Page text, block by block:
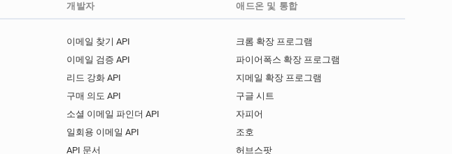
p********@letelegramme.fr
n******@letelegramme.fr
i***********@letelegramme.fr
h***********@letelegramme.fr
t*****@letelegramme.fr
v*******@letelegramme.fr
v***********@letelegramme.fr
d*****@letelegramme.fr
t**********@letelegramme.fr
i*******@letelegramme.fr
n***********@letelegramme.fr
f*********@letelegramme.fr
q************@letelegramme.fr
개발자
이메일 찾기 API
이메일 검증 API
리드 강화 API
구매 의도 API
소셜 이메일 파인더 API
일회용 이메일 API
API 문서
애드온 및 통합
크롬 확장 프로그램
파이어폭스 확장 프로그램
지메일 확장 프로그램
구글 시트
자피어
조호
허브스팟